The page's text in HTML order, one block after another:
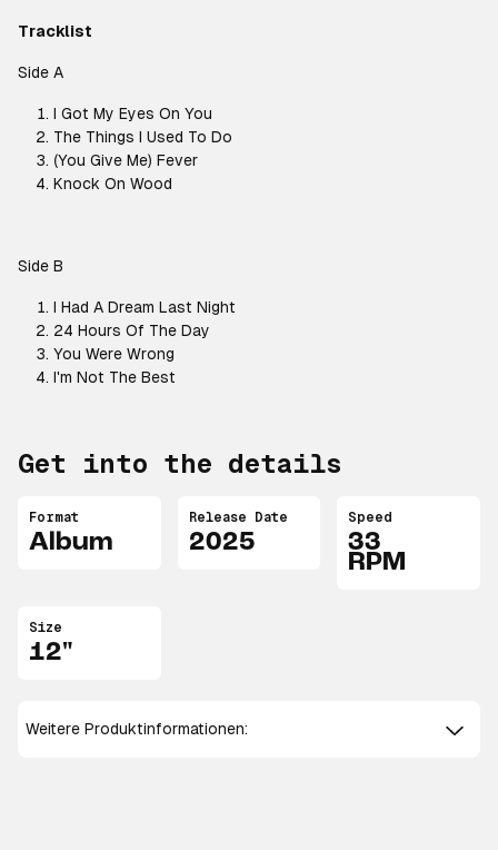
Tracklist
Side A
I Got My Eyes On You
The Things I Used To Do
(You Give Me) Fever
Knock On Wood
Side B
I Had A Dream Last Night
24 Hours Of The Day
You Were Wrong
I'm Not The Best
Get into the details
Format
Album
Release Date
2025
Speed
33
RPM
Size
12"
Weitere Produktinformationen: